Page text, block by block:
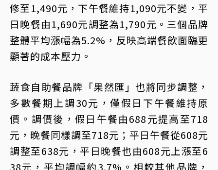
修至1,490元，下午餐維持1,090元不變，平
日晚餐由1,690元調整為1,790元。三個品牌
整體平均漲幅為5.2%，反映高端餐飲面臨更
顯著的成本壓力。
蔬食自助餐品牌「果然匯」也將同步調整，
多數餐期上調30元，僅假日下午餐維持原
價。調價後，假日午餐由688元提高至718
元，晚餐同樣調至718元；平日午餐從608元
調整至638元，平日晚餐也由608元上漲至6
38元，平均調幅約3.7%。相較其他品牌，